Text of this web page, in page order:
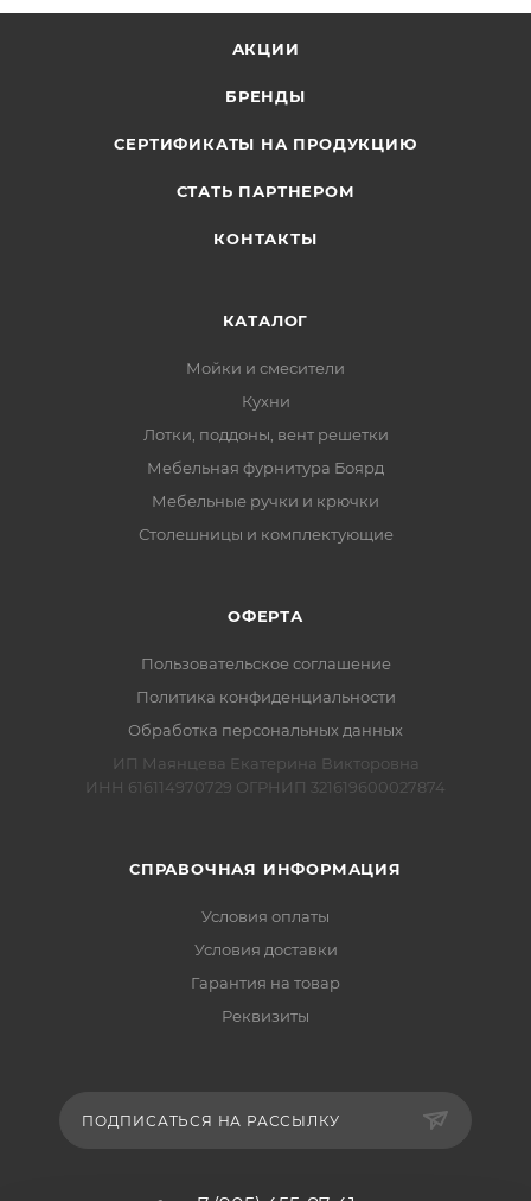
АКЦИИ
БРЕНДЫ
СЕРТИФИКАТЫ НА ПРОДУКЦИЮ
СТАТЬ ПАРТНЕРОМ
КОНТАКТЫ
КАТАЛОГ
Мойки и смесители
Кухни
Лотки, поддоны, вент решетки
Мебельная фурнитура Боярд
Мебельные ручки и крючки
Столешницы и комплектующие
ОФЕРТА
Пользовательское соглашение
Политика конфиденциальности
Обработка персональных данных
ИП Маянцева Екатерина Викторовна
ИНН 616114970729 ОГРНИП 321619600027874
СПРАВОЧНАЯ ИНФОРМАЦИЯ
Условия оплаты
Условия доставки
Гарантия на товар
Реквизиты
ПОДПИСАТЬСЯ НА РАССЫЛКУ